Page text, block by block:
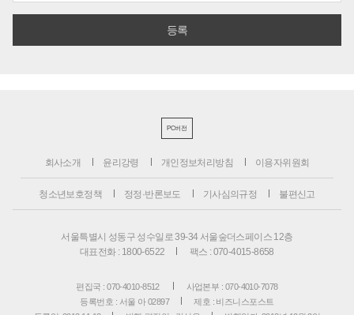
PC버전
회사소개 윤리강령 개인정보처리방침 이용자위원회
청소년보호정책 정정·반론보도 기사심의규정 불편신고
서울특별시 성동구 성수일로 39-34 서울숲더스페이스 12층
대표전화 : 1800-6522
팩스 : 070-4015-8658
편집국 : 070-4010-8512
사업본부 : 070-4010-7078
등록번호 : 서울 아 02897
제호 : 비즈니스포스트